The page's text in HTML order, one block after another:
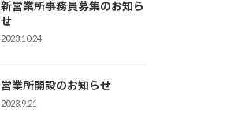
新営業所事務員募集のお知ら
せ
2023.10.24
営業所開設のお知らせ
2023.9.21